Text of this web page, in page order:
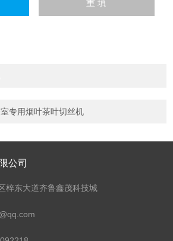
专用烟叶茶叶切丝机
公司
梓东大道齐鲁鑫茂科技城